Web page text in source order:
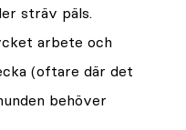
sträv päls.
arbete och
(oftare där det
behöver